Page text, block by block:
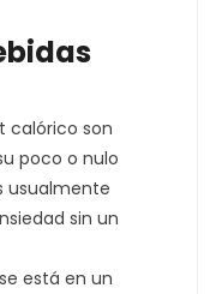
calórico son
poco o nulo
usualmente
sin un
está en un